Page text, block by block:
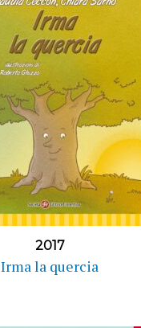
2017
Irma la quercia